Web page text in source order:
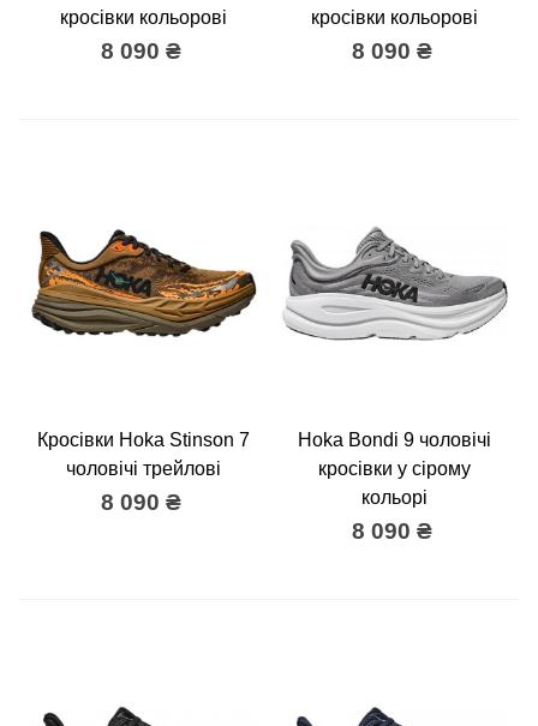
кросівки кольорові
8 090 ₴
кросівки кольорові
8 090 ₴
Кросівки Hoka Stinson 7
чоловічі трейлові
8 090 ₴
Hoka Bondi 9 чоловічі
кросівки у сірому
кольорі
8 090 ₴